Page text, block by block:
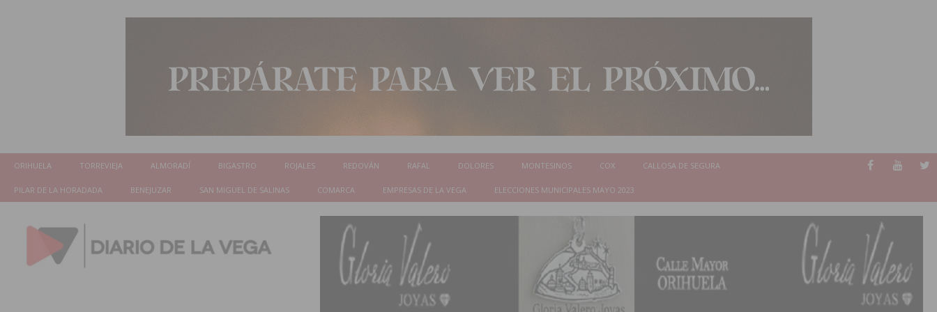
ORIHUELA TORREVIEJA ALMORADÍ BIGASTRO ROJALES REDOVÁN RAFAL DOLORES MONTESINOS COX CALLOSA DE SEGURA
PILAR DE LA HORADADA BENEJUZAR SAN MIGUEL DE SALINAS COMARCA EMPRESAS DE LA VEGA ELECCIONES MUNICIPALES MAYO 2023